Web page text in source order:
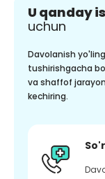
U qanday
uchun
Davolanish
tushirishgacha
va shaffof
kechiring.